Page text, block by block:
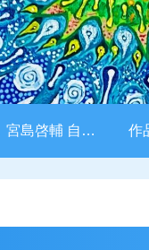
宮島啓輔 自己紹介 作